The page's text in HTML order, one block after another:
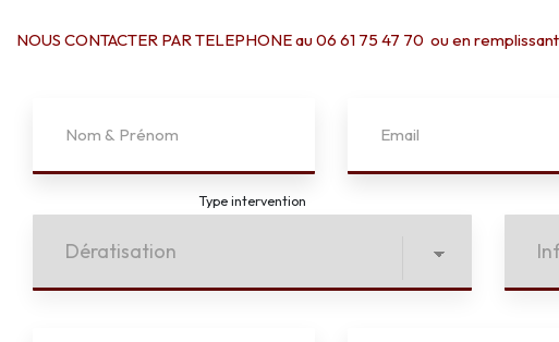
NOUS CONTACTER PAR TELEPHONE au 06 61 75 47 70 ou en
Type intervention